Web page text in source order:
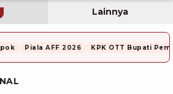
Lainnya
Piala AFF 2026 KPK OTT Bupati